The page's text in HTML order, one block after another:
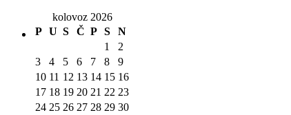
kolovoz 2026
P U S Č P S
N
1
2
3
4 5 6 7 8
9
10 11 12 13 14 15 16
17 18 19 20 21 22 23
24 25 26 27 28 29 30